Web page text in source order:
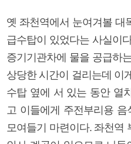
옛 좌천역에서 눈여겨볼 대
급수탑이 있었다는 사실이
증기기관차에 물을 공급하
상당한 시간이 걸리는데 이
수탑 옆에 서 있는 동안 열
고 이들에게 주전부리용
모여들기 마련이다. 좌천역